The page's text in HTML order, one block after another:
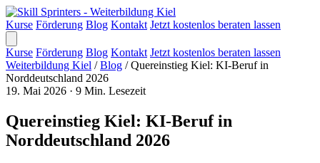
Kurse Förderung Blog Kontakt Jetzt kostenlos beraten lassen
Kurse Förderung Blog Kontakt Jetzt kostenlos beraten lassen
Weiterbildung Kiel / Blog / Quereinstieg Kiel: KI-Beruf in
Norddeutschland 2026
19. Mai 2026 · 9 Min. Lesezeit
Quereinstieg Kiel: KI-Beruf in
Norddeutschland 2026